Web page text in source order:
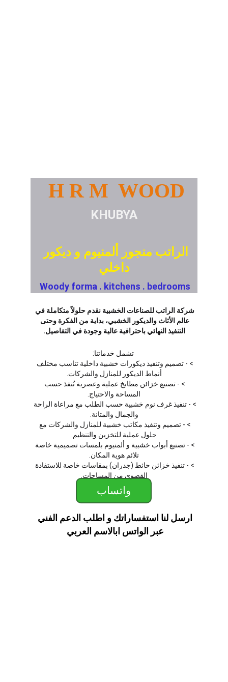
H R M  WOOD
KHUBYA
الراتب منجور ألمنيوم و ديكور
داخلي
Woody forma . kitchens . bedrooms
واتساب
شركة الراتب للصناعات الخشبية نقدم حلولاً متكاملة في
عالم الأثاث والديكور الخشبي، بداية من الفكرة وحتى
التنفيذ النهائي باحترافية عالية وجودة في التفاصيل.
> - تصميم وتنفيذ ديكورات خشبية داخلية تناسب مختلف
أنماط الديكور للمنازل والشركات.
> - تصنيع خزائن مطابخ عملية وعصرية تُنفذ حسب
المساحة والاحتياج.
> - تنفيذ غرف نوم خشبية حسب الطلب مع مراعاة الراحة
والجمال والمتانة.
> - تصميم وتنفيذ مكاتب خشبية للمنازل والشركات مع
حلول عملية للتخزين والتنظيم.
> - تصنيع أبواب خشبية و ألمنيوم بلمسات تصميمية خاصة
تلائم هوية المكان.
> - تنفيذ خزائن حائط (جدران) بمقاسات خاصة للاستفادة
القصوى من المساحات.
ارسل لنا استفساراتك و اطلب الدعم الفني
عبر الواتس ابالاسم العربي